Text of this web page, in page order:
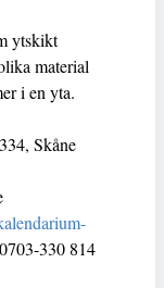
ytskikt
material
i en yta.
Skåne
330 814